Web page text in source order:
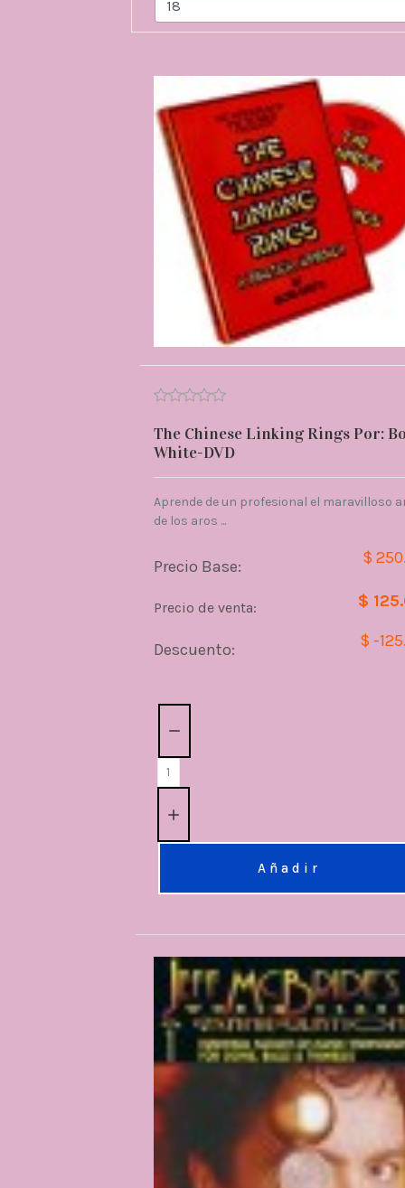
The Chinese Linking Rings Por:
White-DVD
Aprende de un profesional el maravilloso
de los aros ...
Precio Base: $
Precio de venta: $
Descuento: $ -
Añadir